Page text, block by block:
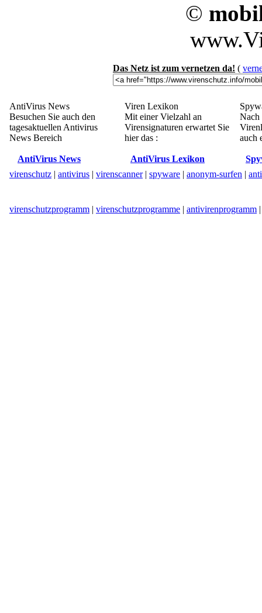
©
Das Netz ist zum vernetzen da! (
AntiVirus News
Besuchen Sie auch den
tagesaktuellen Antivirus
News Bereich
AntiVirus News
Viren Lexikon
Mit einer Vielzahl an
Virensignaturen erwartet Sie
hier das :
AntiVirus Lexikon
Nach
auch
virenschutz | antivirus | virenscanner| spyware | anonym-surfen |
virenschutzprogramm | virenschutzprogramme | antivirenprogramm